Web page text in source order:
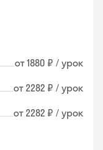
от 1880 ₽ / урок
от 2282 ₽ / урок
от 2282 ₽ / урок